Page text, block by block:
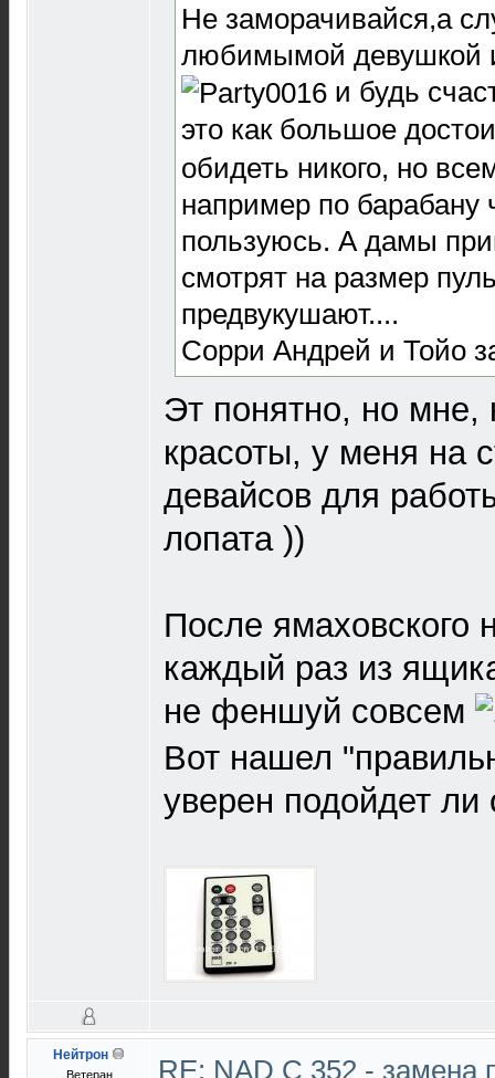
Не заморачивайся,а
любимымой девушкой
и будь
это как большое
обидеть никого, но
например по барабану
пользуюсь. А дамы
смотрят на размер
предвукушают....
Сорри Андрей и Тойо
Эт понятно, но мне,
красоты, у меня на
девайсов для
лопата ))
После ямаховского
каждый раз из
не феншуй совсем
Вот нашел
уверен подойдет ли
Нейтрон
Ветеран RE: NAD C 352 - замена